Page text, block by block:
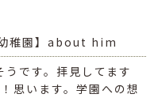
稚園】about him
です。拝見してます
思います。学園への想